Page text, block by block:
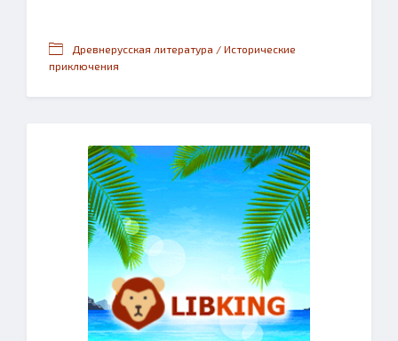
Древнерусская литература / Исторические
приключения